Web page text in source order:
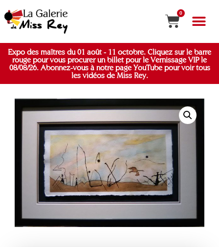
0
Expo des maîtres du 01 août - 11 octobre. Cliquez sur le barre
rouge pour vous procurer un billet pour le Vernissage VIP le
08/08/26. Abonnez-vous à notre page YouTube pour voir tous
les vidéos de Miss Rey.